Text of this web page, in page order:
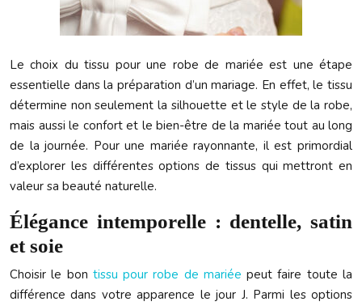
Le choix du tissu pour une robe de mariée est une étape
essentielle dans la préparation d’un mariage. En effet, le tissu
détermine non seulement la silhouette et le style de la robe,
mais aussi le confort et le bien-être de la mariée tout au long
de la journée. Pour une mariée rayonnante, il est primordial
d’explorer les différentes options de tissus qui mettront en
valeur sa beauté naturelle.
Élégance intemporelle : dentelle, satin
et soie
Choisir le bon tissu pour robe de mariée peut faire toute la
différence dans votre apparence le jour J. Parmi les options